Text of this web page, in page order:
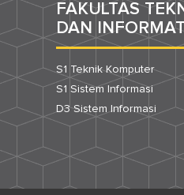
FAKULTAS
DAN
S1 Teknik Komputer
S1 Sistem Informasi
D3 Sistem Informasi